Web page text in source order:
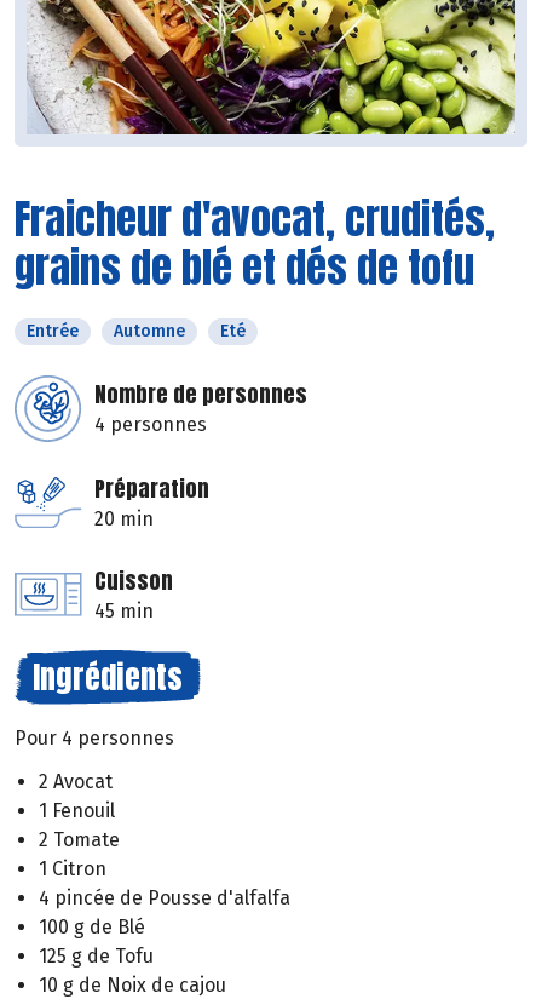
Fraicheur d'avocat, crudités,
grains de blé et dés de tofu
Entrée Automne Eté
Nombre de personnes
4 personnes
Préparation
20 min
Cuisson
45 min
Ingrédients
Pour 4 personnes
2 Avocat
1 Fenouil
2 Tomate
1 Citron
4 pincée de Pousse d'alfalfa
100 g de Blé
125 g de Tofu
10 g de Noix de cajou